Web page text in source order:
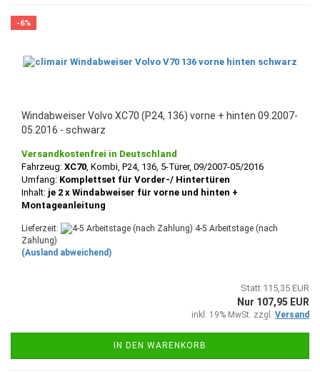
-6%
Windabweiser Volvo XC70 (P24, 136) vorne + hinten 09.2007-
05.2016 - schwarz
Versandkostenfrei in Deutschland
Fahrzeug: XC70 , Kombi, P24, 136, 5-Türer, 09/2007-05/2016
Umfang: Komplettset für Vorder-/ Hintertüren
Inhalt: je 2 x Windabweiser für vorne und hinten +
Montageanleitung
Lieferzeit:
4-5 Arbeitstage (nach
Zahlung)
(Ausland abweichend)
Statt 115,35 EUR
Nur 107,95 EUR
inkl. 19% MwSt. zzgl. Versand
IN DEN WARENKORB